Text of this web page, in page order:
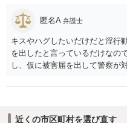
匿名A 弁護士
キスやハグしたいだけだと淫行
を出したと言っているだけなの
し、仮に被害届を出して警察が
おくように。
近くの市区町村を選び直す